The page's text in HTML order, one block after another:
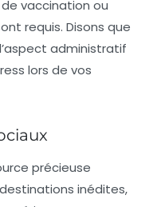
vaccination ou
requis. Disons que
administratif
lors de vos
précieuse
inédites,